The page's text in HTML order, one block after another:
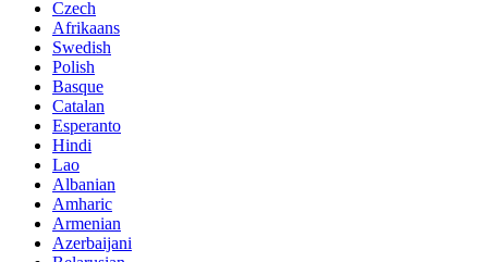
Czech
Afrikaans
Swedish
Polish
Basque
Catalan
Esperanto
Hindi
Lao
Albanian
Amharic
Armenian
Azerbaijani